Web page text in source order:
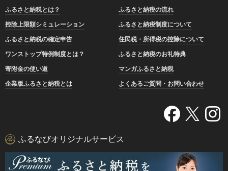
ふるさと納税とは？
ふるさと納税の流れ
控除上限額シミュレーション
ふるさと納税制度について
ふるさと納税の確定申告
住民税・所得税の控除について
ワンストップ特例制度とは？
ふるさと納税のお礼特典
寄附金の使い道
マンガふるさと納税
企業版ふるさと納税とは
よくあるご質問・お問い合わせ
ふるなびオリジナルサービス